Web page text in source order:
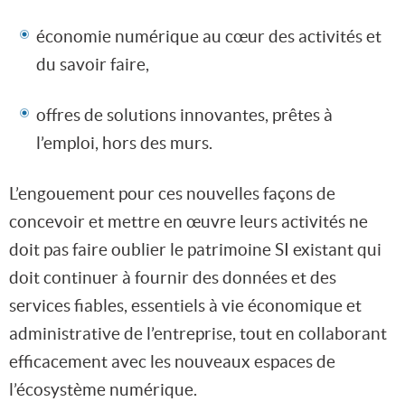
économie numérique au cœur des activités et
du savoir faire,
offres de solutions innovantes, prêtes à
l’emploi, hors des murs.
L’engouement pour ces nouvelles façons de
concevoir et mettre en œuvre leurs activités ne
doit pas faire oublier le patrimoine SI existant qui
doit continuer à fournir des données et des
services fiables, essentiels à vie économique et
administrative de l’entreprise, tout en collaborant
efficacement avec les nouveaux espaces de
l’écosystème numérique.